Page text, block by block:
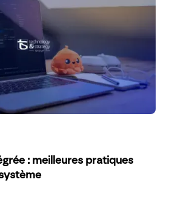
: meilleures pratiques